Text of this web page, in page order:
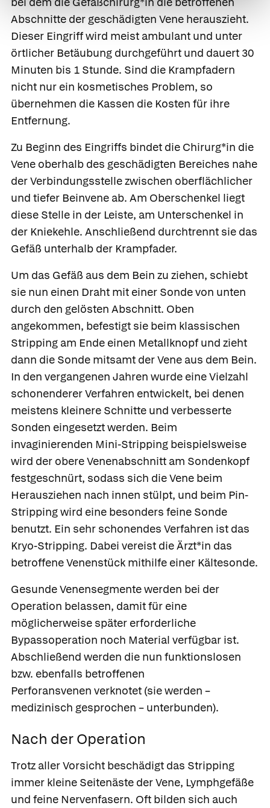
Abschnitte der geschädigten Vene herauszieht.
Dieser Eingriff wird meist ambulant und unter
örtlicher Betäubung durchgeführt und dauert 30
Minuten bis 1 Stunde. Sind die Krampfadern
nicht nur ein kosmetisches Problem, so
übernehmen die Kassen die Kosten für ihre
Entfernung.
Zu Beginn des Eingriffs bindet die Chirurg*in die
Vene oberhalb des geschädigten Bereiches nahe
der Verbindungsstelle zwischen oberflächlicher
und tiefer Beinvene ab. Am Oberschenkel liegt
diese Stelle in der Leiste, am Unterschenkel in
der Kniekehle. Anschließend durchtrennt sie das
Gefäß unterhalb der Krampfader.
Um das Gefäß aus dem Bein zu ziehen, schiebt
sie nun einen Draht mit einer Sonde von unten
durch den gelösten Abschnitt. Oben
angekommen, befestigt sie beim klassischen
Stripping am Ende einen Metallknopf und zieht
dann die Sonde mitsamt der Vene aus dem Bein.
In den vergangenen Jahren wurde eine Vielzahl
schonenderer Verfahren entwickelt, bei denen
meistens kleinere Schnitte und verbesserte
Sonden eingesetzt werden. Beim
invaginierenden Mini-Stripping beispielsweise
wird der obere Venenabschnitt am Sondenkopf
festgeschnürt, sodass sich die Vene beim
Herausziehen nach innen stülpt, und beim Pin-
Stripping wird eine besonders feine Sonde
benutzt. Ein sehr schonendes Verfahren ist das
Kryo-Stripping. Dabei vereist die Ärzt*in das
betroffene Venenstück mithilfe einer Kältesonde.
Gesunde Venensegmente werden bei der
Operation belassen, damit für eine
möglicherweise später erforderliche
Bypassoperation noch Material verfügbar ist.
Abschließend werden die nun funktionslosen
bzw. ebenfalls betroffenen
Perforansvenen verknotet (sie werden –
medizinisch gesprochen – unterbunden).
Nach der Operation
Trotz aller Vorsicht beschädigt das Stripping
immer kleine Seitenäste der Vene, Lymphgefäße
und feine Nervenfasern. Oft bilden sich auch